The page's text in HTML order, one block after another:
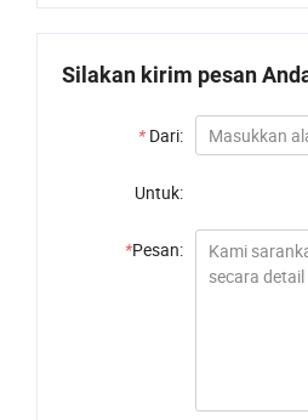
Silakan kirim pesan
* Dari:
Untuk:
*Pesan: